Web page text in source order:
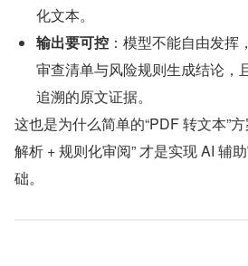
化文本。
输出要可控 ：模型不能自由发
审查清单与风险规则生成结论，
追溯的原文证据。
这也是为什么简单的“PDF 转文本”
解析 + 规则化审阅” 才是实现 AI 辅
础。